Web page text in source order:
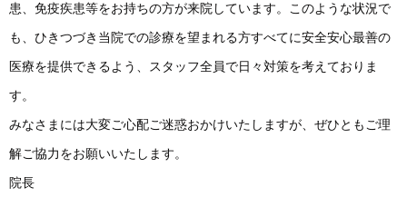
患、免疫疾患等をお持ちの方が来院しています。このような状況で
も、ひきつづき当院での診療を望まれる方すべてに安全安心最善の
医療を提供できるよう、スタッフ全員で日々対策を考えておりま
す。
みなさまには大変ご心配ご迷惑おかけいたしますが、ぜひともご理
解ご協力をお願いいたします。
院長